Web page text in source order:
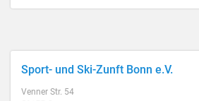
Sport- und Ski-Zunft Bonn e.V.
Venner Str. 54